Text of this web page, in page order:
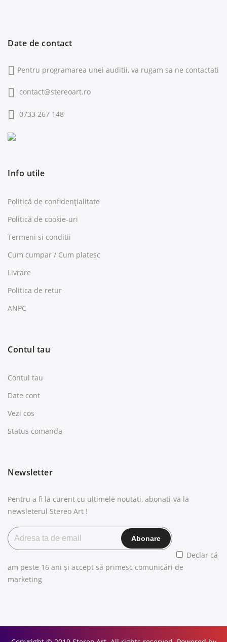
Date de contact
Pentru programarea unei auditii, va rugam sa ne contactati
contact@stereoart.ro
0733 267 148
Info utile
Politică de confidențialitate
Politică de cookie-uri
Termeni si conditii
Cum cumpar / Cum platesc
Livrare
Politica de retur
ANPC
Contul tau
Contul tau
Date cont
Vezi cos
Status comanda
Newsletter
Pentru a fi la curent cu ultimele noutati, abonati-va la
newsleterul Stereo Art !
Declar că
am peste 16 ani și accept să primesc comunicări de
marketing